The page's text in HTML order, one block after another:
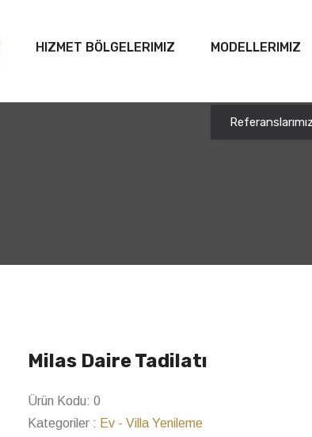
HIZMET BÖLGELERIMIZ MODELLERIMIZ
Referanslarımız
Milas Daire Tadilatı
Ürün Kodu: 0
Kategoriler : Ev - Villa Yenileme